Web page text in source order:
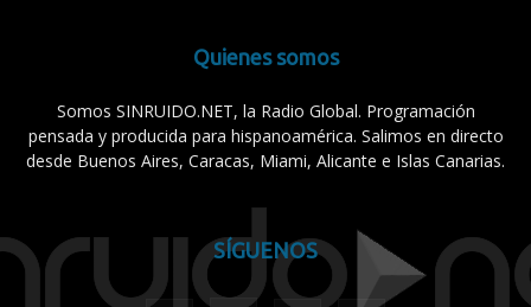
Quienes somos
Somos SINRUIDO.NET, la Radio Global. Programación
pensada y producida para hispanoamérica. Salimos en directo
desde Buenos Aires, Caracas, Miami, Alicante e Islas Canarias.
SÍGUENOS